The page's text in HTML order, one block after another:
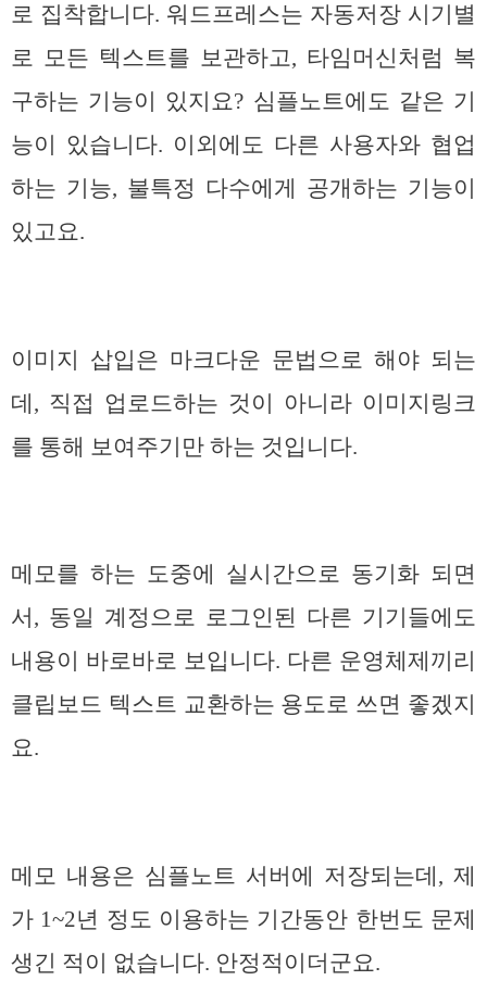
로 집착합니다. 워드프레스는 자동저장 시기별
로 모든 텍스트를 보관하고, 타임머신처럼 복
구하는 기능이 있지요? 심플노트에도 같은 기
능이 있습니다. 이외에도 다른 사용자와 협업
하는 기능, 불특정 다수에게 공개하는 기능이
있고요.
이미지 삽입은 마크다운 문법으로 해야 되는
데, 직접 업로드하는 것이 아니라 이미지링크
를 통해 보여주기만 하는 것입니다.
메모를 하는 도중에 실시간으로 동기화 되면
서, 동일 계정으로 로그인된 다른 기기들에도
내용이 바로바로 보입니다. 다른 운영체제끼리
클립보드 텍스트 교환하는 용도로 쓰면 좋겠지
요.
메모 내용은 심플노트 서버에 저장되는데, 제
가 1~2년 정도 이용하는 기간동안 한번도 문제
생긴 적이 없습니다. 안정적이더군요.